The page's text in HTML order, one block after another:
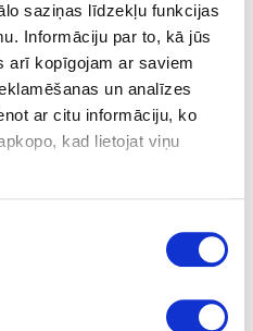
saziņas līdzekļu funkcijas
Informāciju par to, kā jūs
arī kopīgojam ar saviem
un analīzes
ar citu informāciju, ko
kad lietojat viņu
tape HRANITAPE